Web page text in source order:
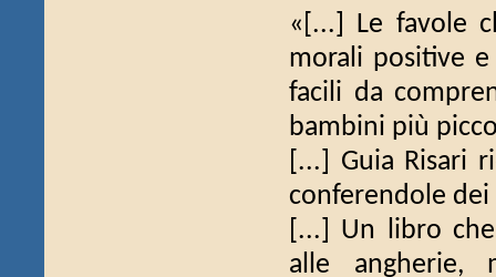
«[...] Le favole
morali positive
facili da
bambini più
[...] Guia Risari
conferendole
[...] Un libro
alle angherie,